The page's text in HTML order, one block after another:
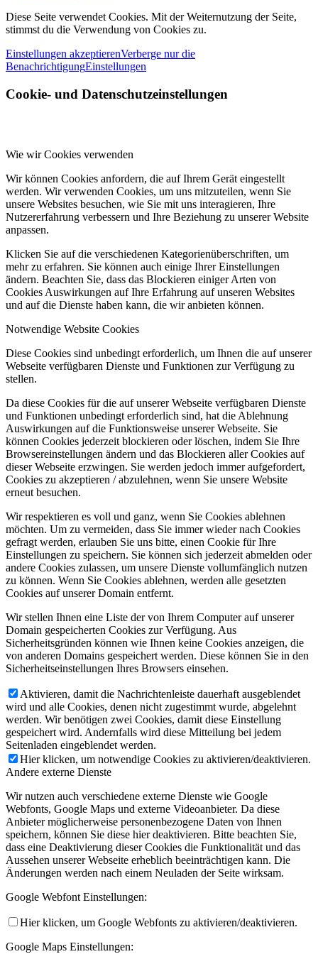
Diese Seite verwendet Cookies. Mit der Weiternutzung der Seite,
stimmst du die Verwendung von Cookies zu.
Einstellungen akzeptierenVerberge nur die
BenachrichtigungEinstellungen
Cookie- und Datenschutzeinstellungen
Wie wir Cookies verwenden
Wir können Cookies anfordern, die auf Ihrem Gerät eingestellt
werden. Wir verwenden Cookies, um uns mitzuteilen, wenn Sie
unsere Websites besuchen, wie Sie mit uns interagieren, Ihre
Nutzererfahrung verbessern und Ihre Beziehung zu unserer Website
anpassen.
Klicken Sie auf die verschiedenen Kategorienüberschriften, um
mehr zu erfahren. Sie können auch einige Ihrer Einstellungen
ändern. Beachten Sie, dass das Blockieren einiger Arten von
Cookies Auswirkungen auf Ihre Erfahrung auf unseren Websites
und auf die Dienste haben kann, die wir anbieten können.
Notwendige Website Cookies
Diese Cookies sind unbedingt erforderlich, um Ihnen die auf unserer
Webseite verfügbaren Dienste und Funktionen zur Verfügung zu
stellen.
Da diese Cookies für die auf unserer Webseite verfügbaren Dienste
und Funktionen unbedingt erforderlich sind, hat die Ablehnung
Auswirkungen auf die Funktionsweise unserer Webseite. Sie
können Cookies jederzeit blockieren oder löschen, indem Sie Ihre
Browsereinstellungen ändern und das Blockieren aller Cookies auf
dieser Webseite erzwingen. Sie werden jedoch immer aufgefordert,
Cookies zu akzeptieren / abzulehnen, wenn Sie unsere Website
erneut besuchen.
Wir respektieren es voll und ganz, wenn Sie Cookies ablehnen
möchten. Um zu vermeiden, dass Sie immer wieder nach Cookies
gefragt werden, erlauben Sie uns bitte, einen Cookie für Ihre
Einstellungen zu speichern. Sie können sich jederzeit abmelden oder
andere Cookies zulassen, um unsere Dienste vollumfänglich nutzen
zu können. Wenn Sie Cookies ablehnen, werden alle gesetzten
Cookies auf unserer Domain entfernt.
Wir stellen Ihnen eine Liste der von Ihrem Computer auf unserer
Domain gespeicherten Cookies zur Verfügung. Aus
Sicherheitsgründen können wie Ihnen keine Cookies anzeigen, die
von anderen Domains gespeichert werden. Diese können Sie in den
Sicherheitseinstellungen Ihres Browsers einsehen.
Aktivieren, damit die Nachrichtenleiste dauerhaft ausgeblendet
wird und alle Cookies, denen nicht zugestimmt wurde, abgelehnt
werden. Wir benötigen zwei Cookies, damit diese Einstellung
gespeichert wird. Andernfalls wird diese Mitteilung bei jedem
Seitenladen eingeblendet werden.
Hier klicken, um notwendige Cookies zu aktivieren/deaktivieren.
Andere externe Dienste
Wir nutzen auch verschiedene externe Dienste wie Google
Webfonts, Google Maps und externe Videoanbieter. Da diese
Anbieter möglicherweise personenbezogene Daten von Ihnen
speichern, können Sie diese hier deaktivieren. Bitte beachten Sie,
dass eine Deaktivierung dieser Cookies die Funktionalität und das
Aussehen unserer Webseite erheblich beeinträchtigen kann. Die
Änderungen werden nach einem Neuladen der Seite wirksam.
Google Webfont Einstellungen:
Hier klicken, um Google Webfonts zu aktivieren/deaktivieren.
Google Maps Einstellungen: